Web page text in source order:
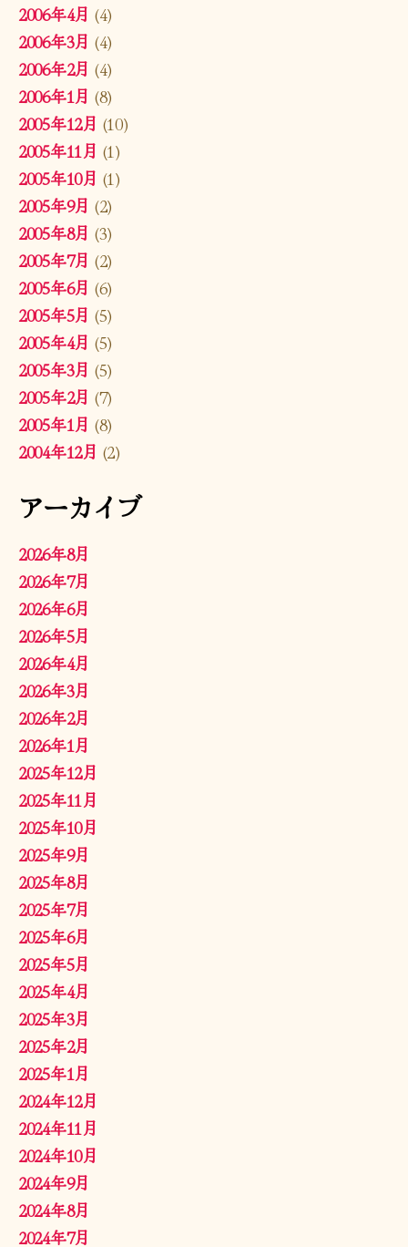
2006年4月 (4)
2006年3月 (4)
2006年2月 (4)
2006年1月 (8)
2005年12月 (10)
2005年11月 (1)
2005年10月 (1)
2005年9月 (2)
2005年8月 (3)
2005年7月 (2)
2005年6月 (6)
2005年5月 (5)
2005年4月 (5)
2005年3月 (5)
2005年2月 (7)
2005年1月 (8)
2004年12月 (2)
アーカイブ
2026年8月
2026年7月
2026年6月
2026年5月
2026年4月
2026年3月
2026年2月
2026年1月
2025年12月
2025年11月
2025年10月
2025年9月
2025年8月
2025年7月
2025年6月
2025年5月
2025年4月
2025年3月
2025年2月
2025年1月
2024年12月
2024年11月
2024年10月
2024年9月
2024年8月
2024年7月